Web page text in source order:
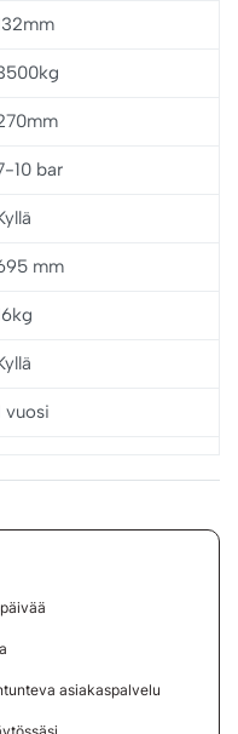
10 bar
mm
vuosi
asiakaspalvelu